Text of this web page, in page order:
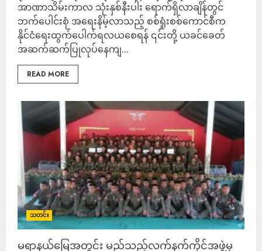
အာဏာသိမ်းကာလ သုံးနှစ်နီးပါး ရောက်ရှိလာချိန်တွင်
ဘက်ပေါင်းစုံ အရေးနိမ့်လာသည့် စစ်ရှုံးစစ်ကောင်စီက
နိုင်ငံရေးထွက်ပေါက်ရလယစေရန် ၎င်းတို့ ယခင်ခေတ်
အဆက်ဆက်ပြုလုပ်နေကျ...
READ MORE
သတင်း
မရာနယ်မြေအတွင်း မည်သည့်လက်နက်ကိုင်အဖွဲ့မှ